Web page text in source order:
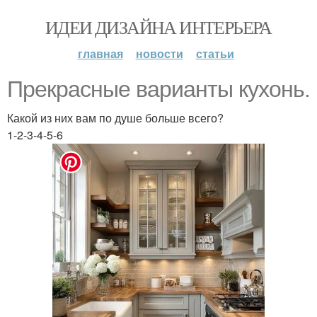
ИДЕИ ДИЗАЙНА ИНТЕРЬЕРА
главная новости статьи
Прекрасные варианты кухонь.
Какой из них вам по душе больше всего?
1-2-3-4-5-6